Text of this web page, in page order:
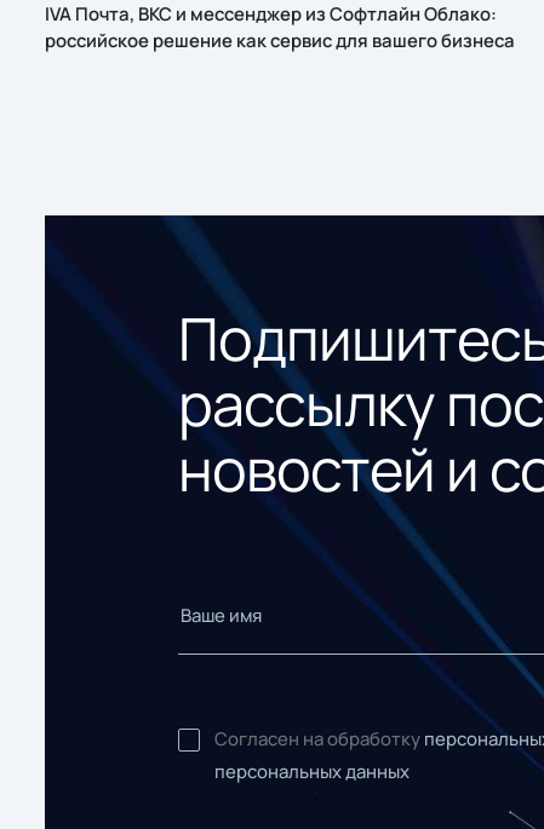
IVA Почта, ВКС и мессенджер из Софтлайн Облако:
российское решение как сервис для вашего бизнеса
рассылку
новостей и
Согласен на обработку
персональных данных